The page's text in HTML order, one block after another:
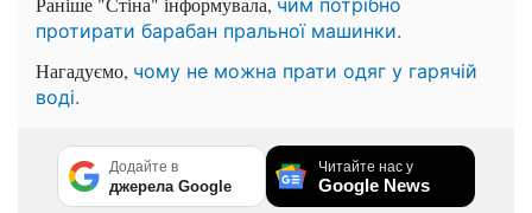
протирати барабан пральної машинки.
Нагадуємо, чому не можна прати одяг у гарячій
воді.
Додайте в
джерела Google
Читайте нас у
Google News